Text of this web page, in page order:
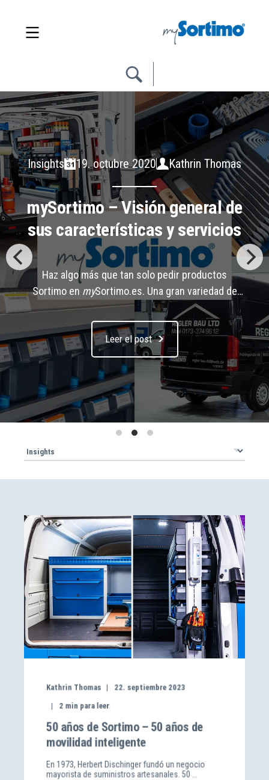
Insights 19. octubre 2020 Kathrin Thomas
mySortimo – Visión general de
sus características y servicios
Haz algo más que tan solo pedir productos
Sortimo en mySortimo.es. Una gran variedad de
servicios online están disponibles para simplificar
tu trabajo en el día a día. Ahorra tiempo e
incrementa tu productividad – ¿exactamente
cómo? ¡Estamos felices de contártelo!
Leer el post
Kathrin Thomas
22. septiembre 2023
2 min para leer
50 años de Sortimo – 50 años de
movilidad inteligente
En 1973, Herbert Dischinger fundó un negocio
mayorista de suministros artesanales. 50 ...